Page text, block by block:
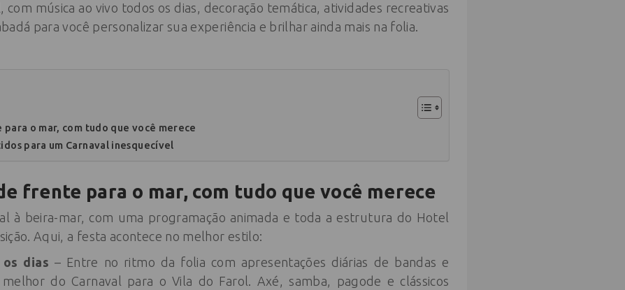
com música ao vivo todos os dias, decoração temática, atividades recreativas
para você personalizar sua experiência e brilhar ainda mais na folia.
o mar, com tudo que você merece
para um Carnaval inesquecível
frente para o mar, com tudo que você merece
à beira-mar, com uma programação animada e toda a estrutura do Hotel
Aqui, a festa acontece no melhor estilo:
dias – Entre no ritmo da folia com apresentações diárias de bandas e
do Carnaval para o Vila do Farol. Axé, samba, pagode e clássicos